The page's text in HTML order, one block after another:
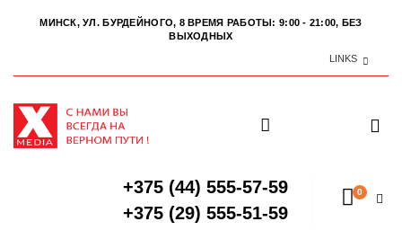
МИНСК, УЛ. БУРДЕЙНОГО, 8 ВРЕМЯ РАБОТЫ: 9:00 - 21:00, БЕЗ
ВЫХОДНЫХ
LINKS
+375 (44) 555-57-59
+375 (29) 555-51-59
0